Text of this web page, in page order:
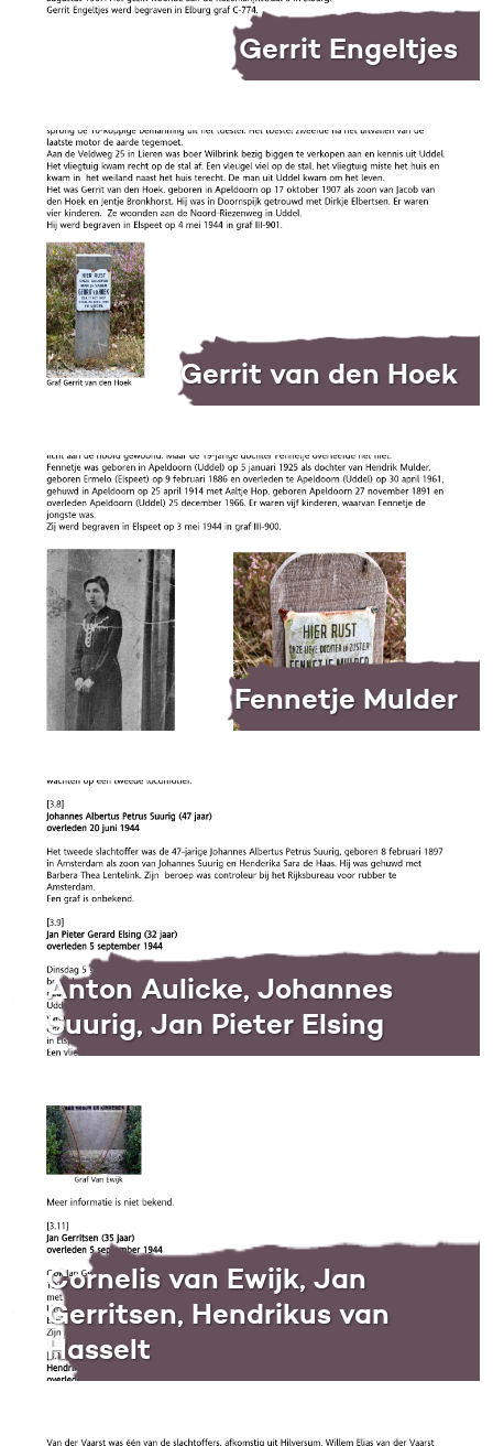
Gerrit Engeltjes
Gerrit van den Hoek
Fennetje Mulder
Anton Aulicke, Johannes
Suurig, Jan Pieter Elsing
Cornelis van Ewijk, Jan
Gerritsen, Hendrikus van
Hasselt